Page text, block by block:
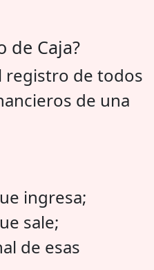
de Caja?
registro de todos
de una
ingresa;
sale;
de esas